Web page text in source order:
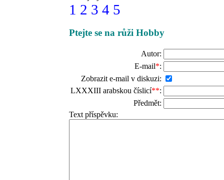
1 2 3 4 5
Ptejte se na růži Hobby
Autor:
E-mail*:
Zobrazit e-mail v diskuzi:
LXXXIII arabskou číslicí**:
Předmět:
Text příspěvku: